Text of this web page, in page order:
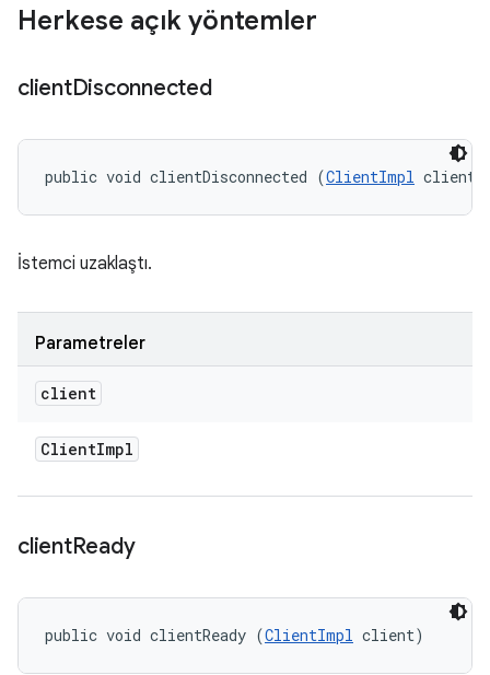
Herkese açık yöntemler
clientDisconnected
public void clientDisconnected (ClientImpl client)
İstemci uzaklaştı.
Parametreler
client
ClientImpl
clientReady
public void clientReady (ClientImpl client)